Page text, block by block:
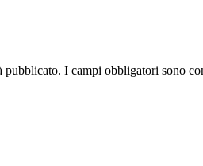
pubblicato. I campi obbligatori sono